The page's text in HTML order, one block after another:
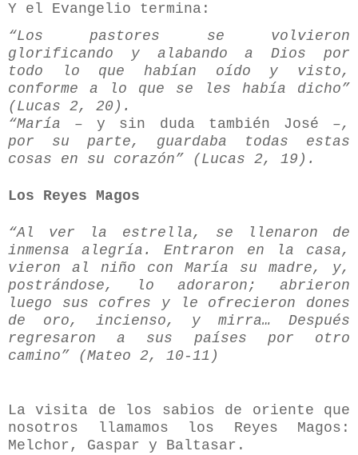
Y el Evangelio termina:
“Los pastores se volvieron
glorificando y alabando a Dios por
todo lo que habían oído y visto,
conforme a lo que se les había dicho”
(Lucas 2, 20).
“María –y sin duda también José –,
por su parte, guardaba todas estas
cosas en su corazón” (Lucas 2, 19).
Los Reyes Magos
“Al ver la estrella, se llenaron de
inmensa alegría. Entraron en la casa,
vieron al niño con María su madre, y,
postrándose, lo adoraron; abrieron
luego sus cofres y le ofrecieron dones
de oro, incienso, y mirra… Después
regresaron a sus países por otro
camino” (Mateo 2, 10-11)
La visita de los sabios de oriente que
nosotros llamamos los Reyes Magos:
Melchor, Gaspar y Baltasar.